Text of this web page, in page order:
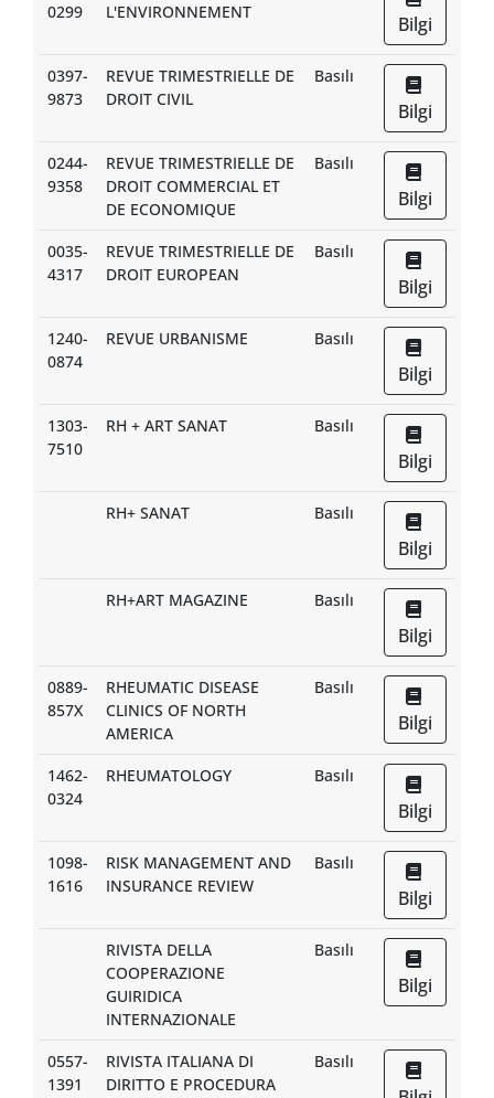
0299
L'ENVIRONNEMENT
Bilgi
0397-
9873
REVUE TRIMESTRIELLE DE
DROIT CIVIL
Basılı
Bilgi
0244-
9358
REVUE TRIMESTRIELLE DE
DROIT COMMERCIAL ET
DE ECONOMIQUE
Basılı
Bilgi
0035-
4317
REVUE TRIMESTRIELLE DE
DROIT EUROPEAN
Basılı
Bilgi
1240-
0874
REVUE URBANISME Basılı
Bilgi
1303-
7510
RH + ART SANAT Basılı
Bilgi
RH+ SANAT Basılı
Bilgi
RH+ART MAGAZINE Basılı
Bilgi
0889-
857X
RHEUMATIC DISEASE
CLINICS OF NORTH
AMERICA
Basılı
Bilgi
1462-
0324
RHEUMATOLOGY Basılı
Bilgi
1098-
1616
RISK MANAGEMENT AND
INSURANCE REVIEW
Basılı
Bilgi
RIVISTA DELLA
COOPERAZIONE
GUIRIDICA
INTERNAZIONALE
Basılı
Bilgi
0557-
1391
RIVISTA ITALIANA DI
DIRITTO E PROCEDURA
Basılı